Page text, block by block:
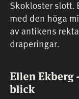
Skokloster slott.
med den höga
av antikens
draperingar.
Ellen
blick